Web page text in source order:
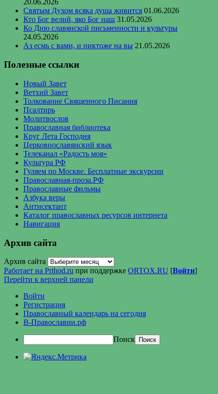
20.06.2026
Святым Духом всяка душа живится 01.06.2026
Кто Бог велий, яко Бог наш 31.05.2026
Ко Дню славянской письменности и культуры
24.05.2026
Аз есмь с вами, и никтоже на вы 21.05.2026
Полезные ссылки
Новый Завет
Ветхий Завет
Толкование Священного Писания
Псалтирь
Молитвослов
Православная библиотека
Круг Лета Господня
Церковнославянский язык
Телеканал «Радость моя»
Культура РФ
Гуляем по Москве. Бесплатные экскурсии
Православная-проза.РФ
Православные фильмы
Азбука веры
Антисектант
Каталог православных ресурсов интернета
Навигация
Архив сайта
Архив сайта
Работает на Prihod.ru при поддержке ORTOX.RU [Войти]
Перейти к верхней панели
Войти
Регистрация
Православный календарь на сегодня
В-Православии.рф
Поиск